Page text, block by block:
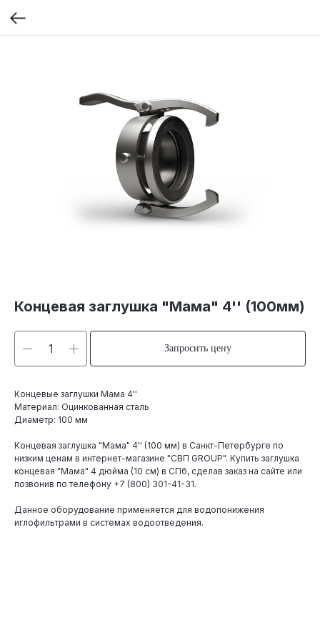
Концевая заглушка "Мама" 4'' (100мм)
Запросить цену
Концевые заглушки Мама 4''
Материал: Оцинкованная сталь
Диаметр: 100 мм
Концевая заглушка "Мама" 4'' (100 мм) в Санкт-Петербурге по
низким ценам в интернет-магазине "СВП GROUP". Купить заглушка
концевая "Мама" 4 дюйма (10 см) в СПб, сделав заказ на сайте или
позвонив по телефону +7 (800) 301-41-31.
Данное оборудование применяется для водопонижения
иглофильтрами в системах водоотведения.